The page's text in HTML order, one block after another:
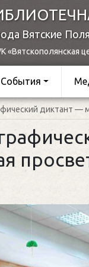
Вятские
«Вятскополянская
События
диктант —